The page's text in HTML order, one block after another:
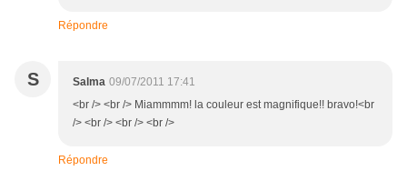
Répondre
S Salma 09/07/2011 17:41
<br /> <br /> Miammmm! la couleur est magnifique!! bravo!<br
/> <br /> <br /> <br />
Répondre